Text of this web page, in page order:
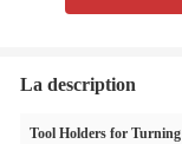
La description
Tool Holders for Turning